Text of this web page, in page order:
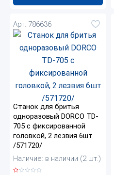
Арт. 786636
Станок для бритья
одноразовый DORCO TD-
705 с фиксированной
головкой, 2 лезвия 6шт
/571720/
Наличие: в наличии (2 шт.)